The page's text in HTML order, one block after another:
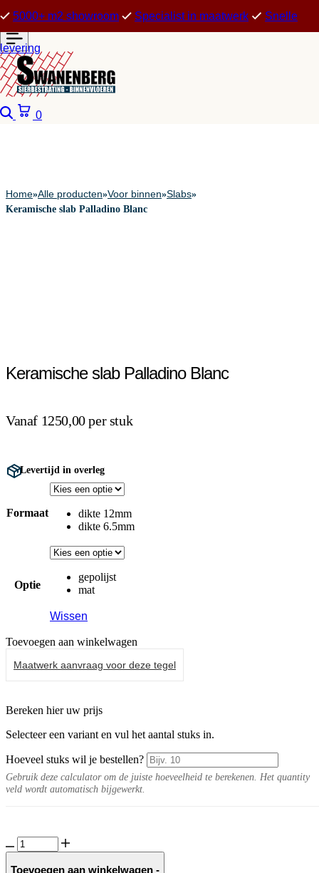
5000+ m2 showroom Specialist in maatwerk Snelle
levering
Zoeken
0
Home»Alle producten»Voor binnen»Slabs»
Keramische slab Palladino Blanc
Keramische slab Palladino Blanc
Vanaf 1250,00 per stuk
Levertijd in overleg
Formaat
dikte 12mm
dikte 6.5mm
Optie
gepolijst
mat
Wissen
Toevoegen aan winkelwagen
Maatwerk aanvraag voor deze tegel
Bereken hier uw prijs
Selecteer een variant en vul het aantal stuks in.
Hoeveel stuks wil je bestellen?
Gebruik deze calculator om de juiste hoeveelheid te berekenen. Het quantity
veld wordt automatisch bijgewerkt.
Keramische
slab
Palladino
Toevoegen aan winkelwagen -